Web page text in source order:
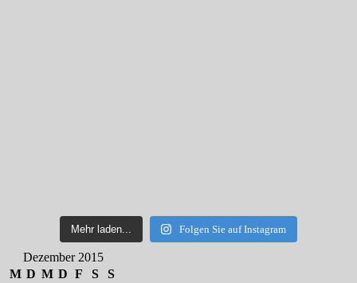
Mehr laden... Folgen Sie auf Instagram
Dezember 2015
M D M D F S
S